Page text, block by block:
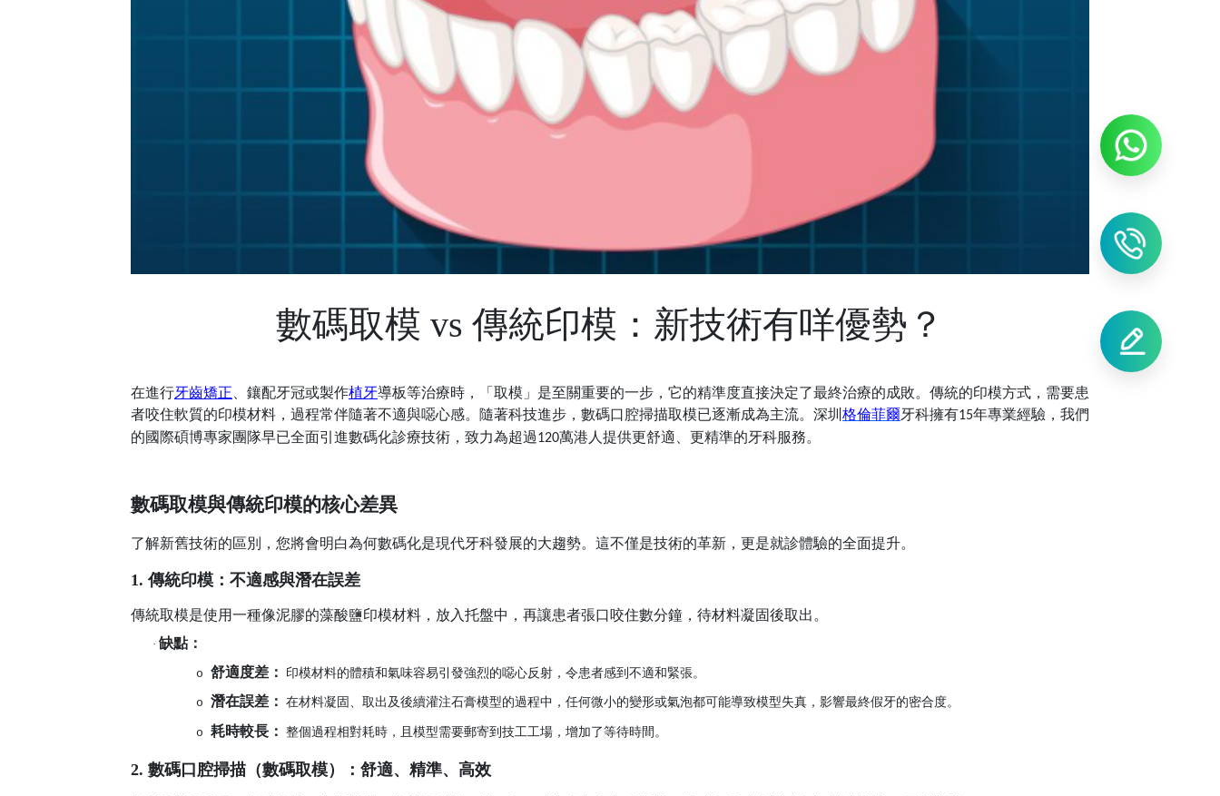
數碼取模 vs 傳統印模：新技術有咩優勢？
在進行牙齒矯正 、鑲配牙冠或製作植牙導板等治療時，「取模」是至關重要的一步，它的精準度直接決定了最終治療的成敗。傳統的印模方式，需要患
者咬住軟質的印模材料，過程常伴隨著不適與噁心感。隨著科技進步，數碼口腔掃描取模已逐漸成為主流。深圳 格倫菲爾牙科擁有15年專業經驗，我們
的國際碩博專家團隊早已全面引進數碼化診療技術，致力為超過120萬港人提供更舒適、更精準的牙科服務。
數碼取模與傳統印模的核心差異
了解新舊技術的區別，您將會明白為何數碼化是現代牙科發展的大趨勢。這不僅是技術的革新，更是就診體驗的全面提升。
1. 傳統印模：不適感與潛在誤差
傳統取模是使用一種像泥膠的藻酸鹽印模材料，放入托盤中，再讓患者張口咬住數分鐘，待材料凝固後取出。
· 缺點：
o 舒適度差： 印模材料的體積和氣味容易引發強烈的噁心反射，令患者感到不適和緊張。
o 潛在誤差： 在材料凝固、取出及後續灌注石膏模型的過程中，任何微小的變形或氣泡都可能導致模型失真，影響最終假牙的密合度。
o 耗時較長： 整個過程相對耗時，且模型需要郵寄到技工工場，增加了等待時間。
2. 數碼口腔掃描（數碼取模）：舒適、精準、高效